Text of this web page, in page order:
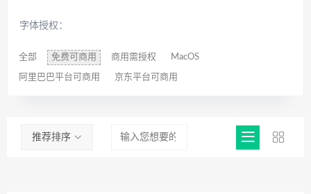
字体授权：
全部 免费可商用 商用需授权 MacOS
阿里巴巴平台可商用 京东平台可商用
推荐排序